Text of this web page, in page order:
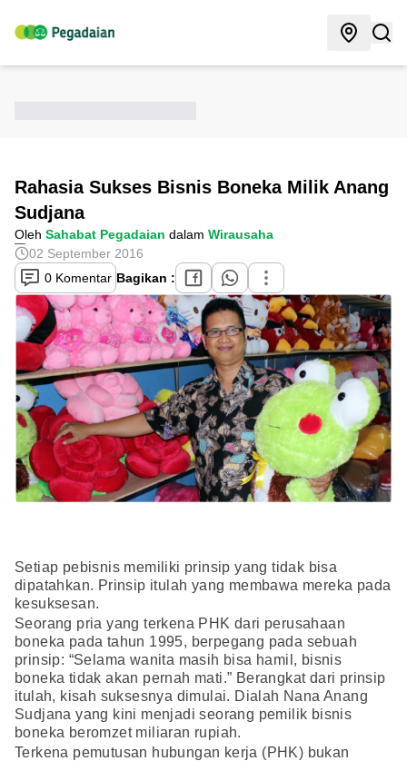
Rahasia Sukses Bisnis Boneka Milik Anang
Sudjana
Oleh Sahabat Pegadaian dalam Wirausaha
02 September 2016
0 Komentar Bagikan :
Setiap pebisnis memiliki prinsip yang tidak bisa
dipatahkan. Prinsip itulah yang membawa mereka pada
kesuksesan.
Seorang pria yang terkena PHK dari perusahaan
boneka pada tahun 1995, berpegang pada sebuah
prinsip: “Selama wanita masih bisa hamil, bisnis
boneka tidak akan pernah mati.” Berangkat dari prinsip
itulah, kisah suksesnya dimulai. Dialah Nana Anang
Sudjana yang kini menjadi seorang pemilik bisnis
boneka beromzet miliaran rupiah.
Terkena pemutusan hubungan kerja (PHK) bukan